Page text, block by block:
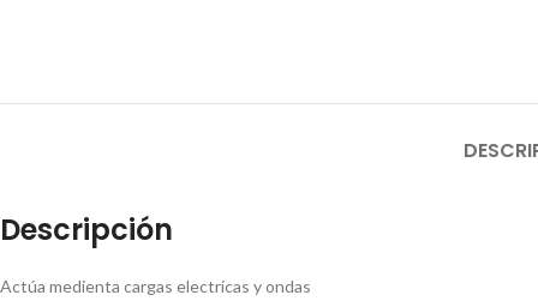
Descripción
Actúa medienta cargas electrícas y ondas